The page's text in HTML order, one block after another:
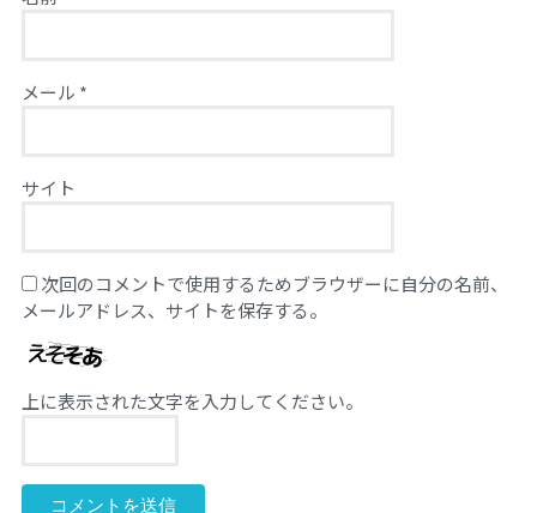
メール *
サイト
次回のコメントで使用するためブラウザーに自分の名前、
メールアドレス、サイトを保存する。
上に表示された文字を入力してください。